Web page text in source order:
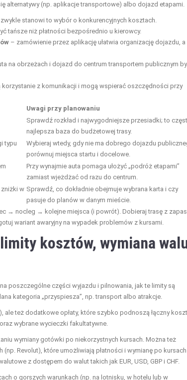
alternatywy (np. aplikacje transportowe) albo dojazd etapami.
stanowi to wybór o konkurencyjnych kosztach.
tańsze niż płatności bezpośrednio u kierowcy.
– zamówienie przez aplikację ułatwia organizację dojazdu, a
na obrzeżach i dojazd do centrum transportem publicznym
z komunikacji i mogą wspierać oszczędności przy
Uwagi przy planowaniu
Sprawdź rozkład i najwygodniejsze przesiadki; to
najlepsza baza do budżetowej trasy.
typu
Wybieraj wtedy, gdy nie ma dobrego dojazdu
porównuj miejsca startu i docelowe.
Przy wynajmie auta pomaga ułożyć „podróż etapami”
zamiast wjeżdżać od razu do centrum.
w Sprawdź, co dokładnie obejmuje wybrana karta i czy
pasuje do planów w danym mieście.
→ nocleg → kolejne miejsca (i powrót). Dobieraj trasę z
wariant awaryjny na wypadek problemów z kursami.
kosztów, wymiana
poszczególne części wyjazdu i pilnowania, jak te limity są
kategoria „przyspiesza”, np. transport albo atrakcje.
też dodatkowe opłaty, które szybko podnoszą łączny koszt
wybrane wycieczki fakultatywne.
wymiany gotówki po niekorzystnych kursach. Można też
Revolut), które umożliwiają płatności i wymianę po kursach
z dostępem do walut takich jak EUR, USD, GBP i CHF.
o gorszych warunkach (np. na lotnisku, w hotelu lub w